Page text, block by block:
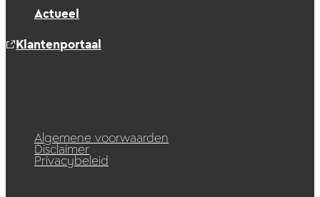
Actueel
Klantenportaal
Algemene voorwaarden
Disclaimer
Privacybeleid